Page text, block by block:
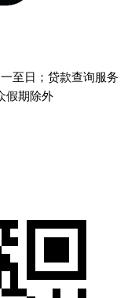
至日；贷款查询服务
假期除外